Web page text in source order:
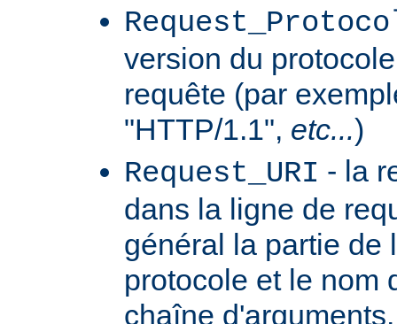
version du
requête (par
"HTTP/1.1", etc...)
Request_URI - la
dans la ligne de
général la partie de
protocole et le nom
chaîne